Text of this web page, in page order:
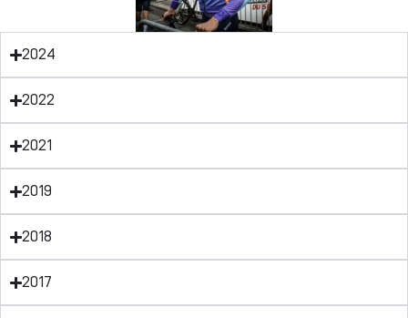
2024
2022
2021
2019
2018
2017